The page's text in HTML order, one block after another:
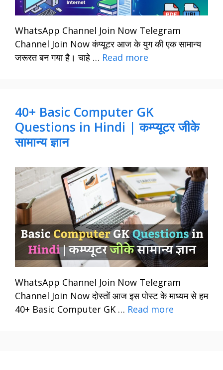
WhatsApp Channel Join Now Telegram
Channel Join Now कंप्यूटर आज के युग की एक सामान्य
जरूरत बन गया है। चाहे … Read more
40+ Basic Computer GK
Questions in Hindi | कम्प्यूटर जीके
सामान्य ज्ञान
WhatsApp Channel Join Now Telegram
Channel Join Now दोस्तों आज इस पोस्ट के माध्यम से हम
40+ Basic Computer GK … Read more